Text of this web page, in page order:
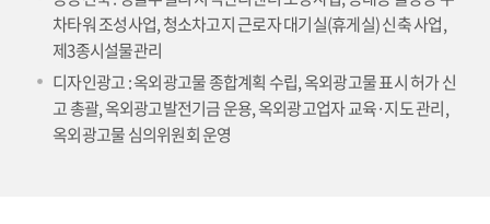
차타워 조성사업, 청소차고지 근로자 대기실(휴게실) 신축 사업,
제3종시설물관리
디자인광고 : 옥외광고물 종합계획 수립, 옥외광고물 표시 허가 신
고 총괄, 옥외광고발전기금 운용, 옥외광고업자 교육·지도 관리,
옥외광고물 심의위원회 운영